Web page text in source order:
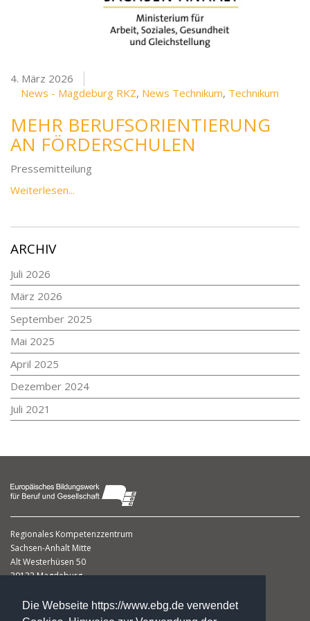
Die Webseite https://www.ebg.de verwendet
4. März 2026
News - Magdeburg RKZ, News Technikum, Technikum
MEHR BERUFSORIENTIERUNG
AN FÖRDERSCHULEN
Pressemitteilung
Weiterlesen...
ARCHIV
Juli 2026
März 2026
September 2025
Mai 2025
April 2025
Dezember 2024
Juli 2021
Regionales Kompetenzzentrum
Sachsen-Anhalt Mitte
Alt Westerhüsen 50
39122 Magdeburg
Ines Brückner
Leiterin